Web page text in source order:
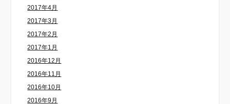
2017年4月
2017年3月
2017年2月
2017年1月
2016年12月
2016年11月
2016年10月
2016年9月